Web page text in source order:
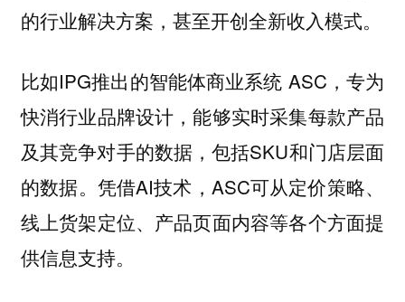
的行业解决方案，甚至开创全新收入模式。
比如IPG推出的智能体商业系统 ASC，专为
快消行业品牌设计，能够实时采集每款产品
及其竞争对手的数据，包括SKU和门店层面
的数据。凭借AI技术，ASC可从定价策略、
线上货架定位、产品页面内容等各个方面提
供信息支持。